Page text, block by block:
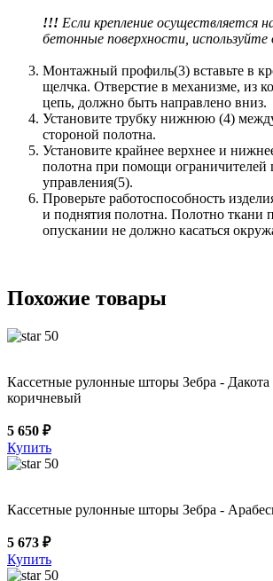
!!! Если крепление осуществляется
бетонные поверхности, используйте
Монтажный профиль(3) вставьте в
щелчка. Отверстие в механизме, из
цепь, должно быть направлено вниз.
Установите трубку нижнюю (4)
стороной полотна.
Установите крайнее верхнее и
полотна при помощи ограничителей
управления(5).
Проверьте работоспособность
и поднятия полотна. Полотно ткани
опускании не должно касаться
Похожие товары
50
Кассетные рулонные шторы Зебра - Дакота
коричневый
5 650 ₽
Купить
50
Кассетные рулонные шторы Зебра -
5 673 ₽
Купить
50